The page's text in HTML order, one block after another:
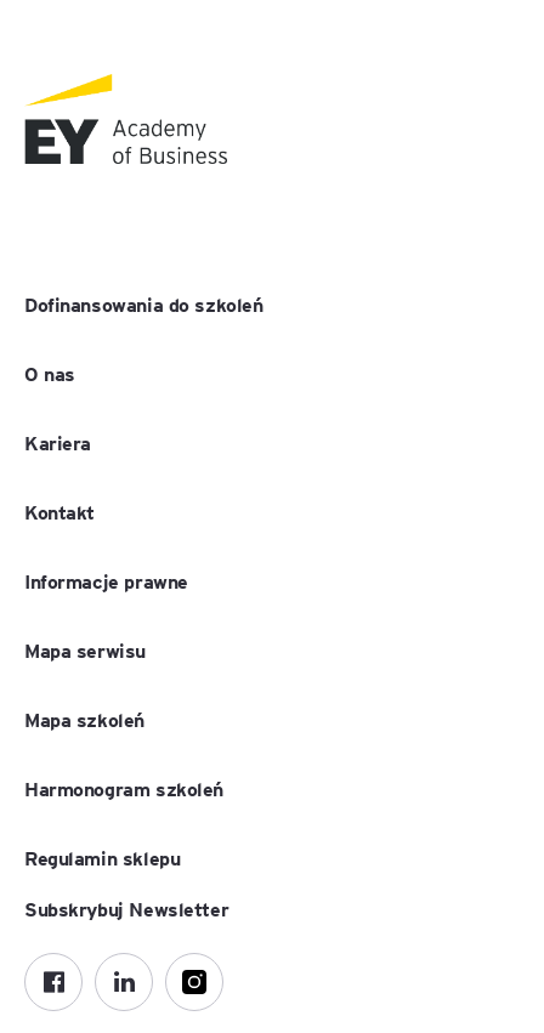
Dofinansowania do szkoleń
O nas
Kariera
Kontakt
Informacje prawne
Mapa serwisu
Mapa szkoleń
Harmonogram szkoleń
Regulamin sklepu
Subskrybuj Newsletter